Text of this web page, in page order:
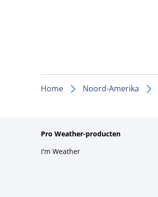
Home Noord-Amerika
Pro Weather-producten
I'm Weather